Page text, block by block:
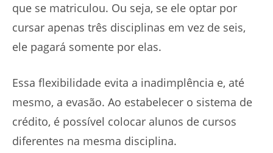
que se matriculou. Ou seja, se ele optar por
cursar apenas três disciplinas em vez de seis,
ele pagará somente por elas.
Essa flexibilidade evita a inadimplência e, até
mesmo, a evasão. Ao estabelecer o sistema de
crédito, é possível colocar alunos de cursos
diferentes na mesma disciplina.